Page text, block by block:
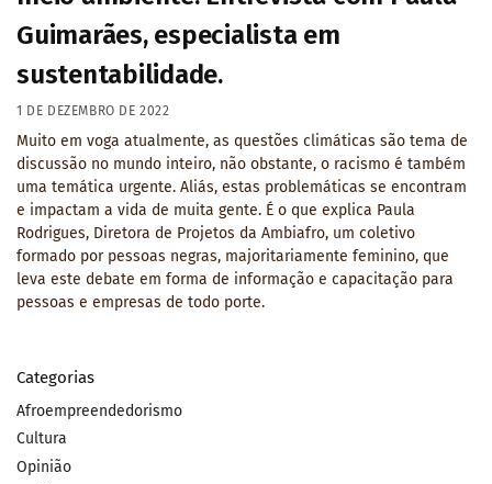
Guimarães, especialista em
sustentabilidade.
1 DE DEZEMBRO DE 2022
Muito em voga atualmente, as questões climáticas são tema de
discussão no mundo inteiro, não obstante, o racismo é também
uma temática urgente. Aliás, estas problemáticas se encontram
e impactam a vida de muita gente. É o que explica Paula
Rodrigues, Diretora de Projetos da Ambiafro, um coletivo
formado por pessoas negras, majoritariamente feminino, que
leva este debate em forma de informação e capacitação para
pessoas e empresas de todo porte.
Categorias
Afroempreendedorismo
Cultura
Opinião